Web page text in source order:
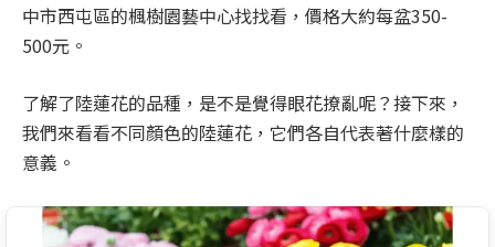
中市西屯區的楓樹園藝中心找找看，價格大約每盆350-
500元。
了解了陸蓮花的品種，是不是覺得眼花撩亂呢？接下來，
我們來看看不同顏色的陸蓮花，它們各自代表著什麼樣的
意義。